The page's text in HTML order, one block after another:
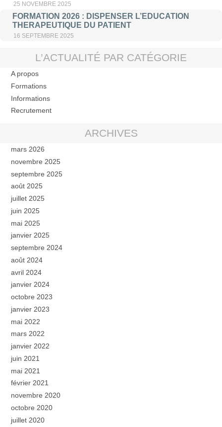
25 NOVEMBRE 2025
FORMATION 2026 : DISPENSER L’EDUCATION
THERAPEUTIQUE DU PATIENT
16 SEPTEMBRE 2025
L’ACTUALITÉ PAR CATÉGORIE
A propos
Formations
Informations
Recrutement
ARCHIVES
mars 2026
novembre 2025
septembre 2025
août 2025
juillet 2025
juin 2025
mai 2025
janvier 2025
septembre 2024
août 2024
avril 2024
janvier 2024
octobre 2023
janvier 2023
mai 2022
mars 2022
janvier 2022
juin 2021
mai 2021
février 2021
novembre 2020
octobre 2020
juillet 2020